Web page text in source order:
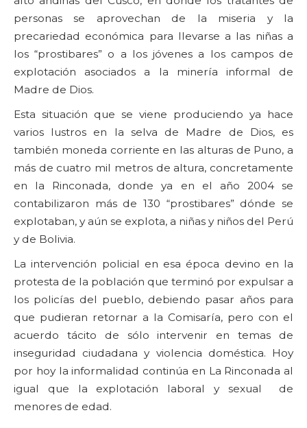
personas se aprovechan de la miseria y la
precariedad económica para llevarse a las niñas a
los “prostibares” o a los jóvenes a los campos de
explotación asociados a la minería informal de
Madre de Dios.
Esta situación que se viene produciendo ya hace
varios lustros en la selva de Madre de Dios, es
también moneda corriente en las alturas de Puno, a
más de cuatro mil metros de altura, concretamente
en la Rinconada, donde ya en el año 2004 se
contabilizaron más de 130 “prostibares” dónde se
explotaban, y aún se explota, a niñas y niños del Perú
y de Bolivia.
La intervención policial en esa época devino en la
protesta de la población que terminó por expulsar a
los policías del pueblo, debiendo pasar años para
que pudieran retornar a la Comisaría, pero con el
acuerdo tácito de sólo intervenir en temas de
inseguridad ciudadana y violencia doméstica. Hoy
por hoy la informalidad continúa en La Rinconada al
igual que la explotación laboral y sexual de
menores de edad.